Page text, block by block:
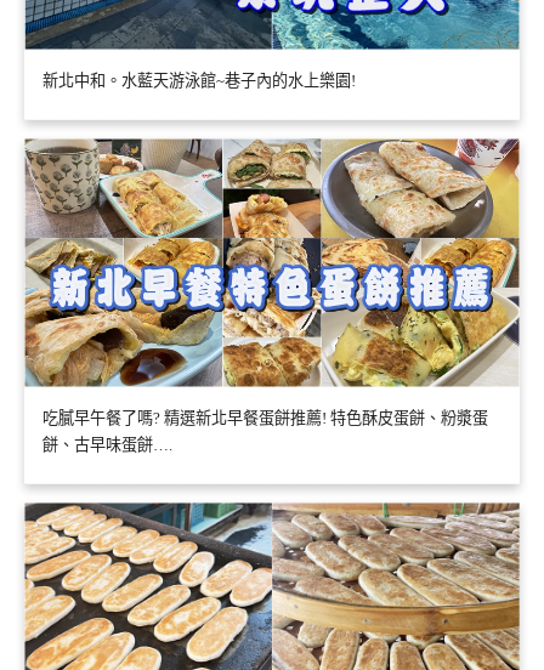
新北中和。水藍天游泳館~巷子內的水上樂園!
吃膩早午餐了嗎? 精選新北早餐蛋餅推薦! 特色酥皮蛋餅、粉漿蛋
餅、古早味蛋餅….